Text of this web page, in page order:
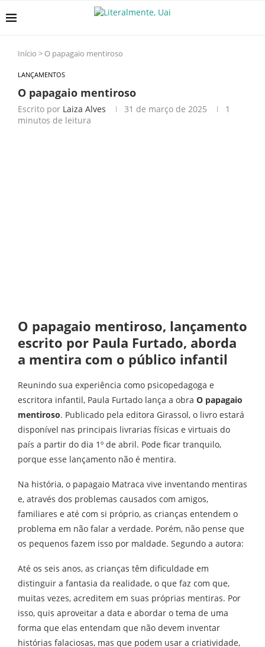
Início > O papagaio mentiroso
LANÇAMENTOS
O papagaio mentiroso
Escrito por Laiza Alves 31 de março de 2025
1
minutos de leitura
O papagaio mentiroso, lançamento
escrito por Paula Furtado, aborda
a mentira com o público infantil
Reunindo sua experiência como psicopedagoga e
escritora infantil, Paula Furtado lança a obra O papagaio
mentiroso. Publicado pela editora Girassol, o livro estará
disponível nas principais livrarias físicas e virtuais do
país a partir do dia 1º de abril. Pode ficar tranquilo,
porque esse lançamento não é mentira.
Na história, o papagaio Matraca vive inventando mentiras
e, através dos problemas causados com amigos,
familiares e até com si próprio, as crianças entendem o
problema em não falar a verdade. Porém, não pense que
os pequenos fazem isso por maldade. Segundo a autora:
Até os seis anos, as crianças têm dificuldade em
distinguir a fantasia da realidade, o que faz com que,
muitas vezes, acreditem em suas próprias mentiras. Por
isso, quis aproveitar a data e abordar o tema de uma
forma que elas entendam que não devem inventar
histórias falaciosas, mas que podem usar a criatividade,